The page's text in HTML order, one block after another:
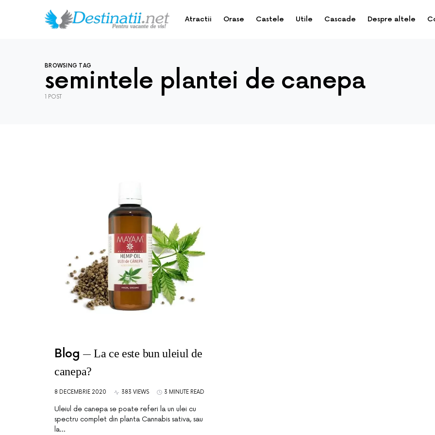
Atractii Orase Castele Utile Cascade Despre altele
BROWSING TAG
semintele plantei de canepa
1 POST
Blog
La ce este bun uleiul de
canepa?
8 DECEMBRIE 2020 383 VIEWS 3 MINUTE READ
Uleiul de canepa se poate referi la un ulei cu
spectru complet din planta Cannabis sativa, sau
la…